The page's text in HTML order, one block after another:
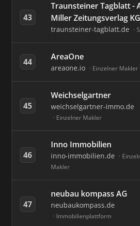
43
Traunsteiner Tagblatt -
Miller Zeitungsverlag KG
traunsteiner-tagblatt.de
44 AreaOne
areaone.io Einzelner Makler
45
Weichselgartner
weichselgartner-immo.de
Einzelner Makler
46
Inno Immobilien
inno-immobilien.de
Makler
47
neubau kompass AG
neubaukompass.de
Immobilienplattform